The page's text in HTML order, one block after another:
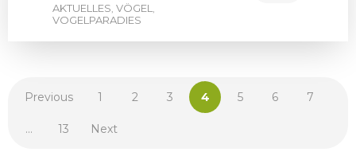
AKTUELLES VÖGEL
VOGELPARADIES
Previous 1 2 3 4 5 6 7
… 13 Next